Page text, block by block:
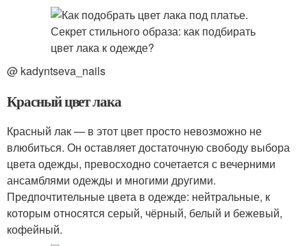
@ kadyntseva_nails
Красный цвет лака
Красный лак — в этот цвет просто невозможно не
влюбиться. Он оставляет достаточную свободу выбора
цвета одежды, превосходно сочетается с вечерними
ансамблями одежды и многими другими.
Предпочтительные цвета в одежде: нейтральные, к
которым относятся серый, чёрный, белый и бежевый,
кофейный.